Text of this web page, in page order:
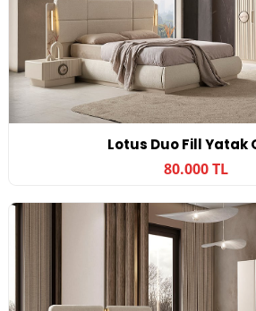
Lotus Duo Fill Yatak
80.000 TL